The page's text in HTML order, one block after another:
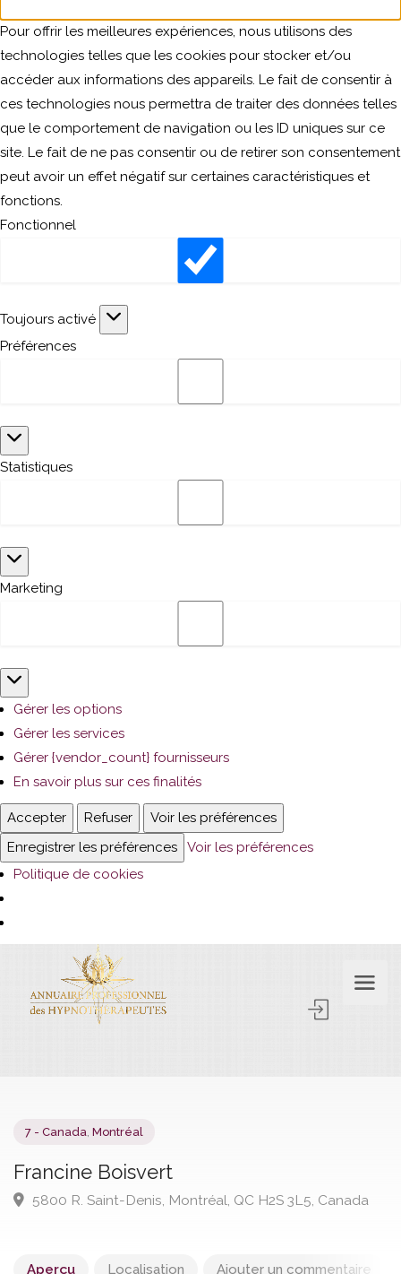
Pour offrir les meilleures expériences, nous utilisons des
technologies telles que les cookies pour stocker et/ou
accéder aux informations des appareils. Le fait de consentir à
ces technologies nous permettra de traiter des données telles
que le comportement de navigation ou les ID uniques sur ce
site. Le fait de ne pas consentir ou de retirer son consentement
peut avoir un effet négatif sur certaines caractéristiques et
fonctions.
Fonctionnel
Fonctionnel
Toujours activé
Préférences
Préférences
Statistiques
Statistiques
Marketing
Marketing
Gérer les options
Gérer les services
Gérer {vendor_count} fournisseurs
En savoir plus sur ces finalités
Accepter Refuser
Voir les préférences
Enregistrer les préférences
Voir les préférences
Politique de cookies
Aperçu Localisation Ajouter un commentaire